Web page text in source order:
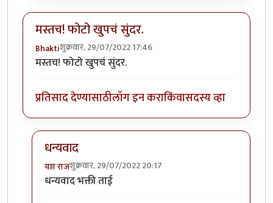
मस्तच! फोटो खुपचं सुंदर.
Bhaktiशुक्रवार, 29/07/2022 17:46
मस्तच! फोटो खुपचं सुंदर.
प्रतिसाद देण्यासाठीलॉग इन कराकिंवासदस्य व्हा
धन्यवाद
यश राजशुक्रवार, 29/07/2022 20:17
In reply toमस्तच! फोटो खुपचं सुंदर.
धन्यवाद भक्ती ताई